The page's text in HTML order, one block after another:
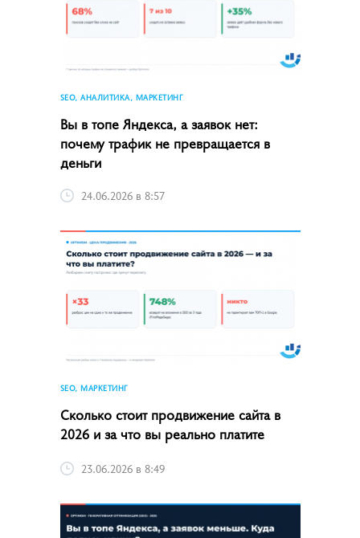
SEO, АНАЛИТИКА, МАРКЕТИНГ
Вы в топе Яндекса, а заявок нет:
почему трафик не превращается в
деньги
24.06.2026 в 8:57
SEO, МАРКЕТИНГ
Сколько стоит продвижение сайта в
2026 и за что вы реально платите
23.06.2026 в 8:49